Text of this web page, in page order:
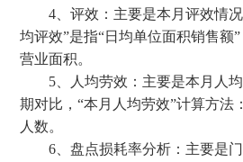
4、评效：主要是本月评效情况
均评效”是指“日均单位面积销售额
营业面积。
5、人均劳效：主要是本月人均
期对比，“本月人均劳效”计算方法
人数。
6、盘点损耗率分析：主要是门